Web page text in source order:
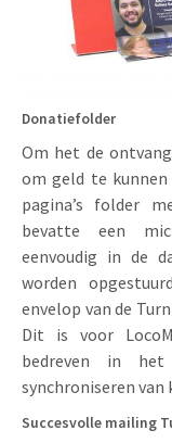
Donatiefolder
Om het de
om geld te kunnen
pagina’s folder
bevatte een
eenvoudig in de
worden
envelop van de
Dit is voor
bedreven in het
synchroniseren van
Succesvolle mailing